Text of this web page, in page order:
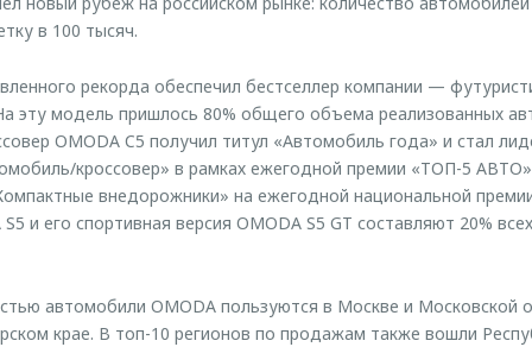
в 100 тысяч.
рекорда обеспечил бестселлер компании —
эту модель пришлось 80% общего объема реализованных
OMODA C5 получил титул «Автомобиль года» и стал
кроссовер» в рамках ежегодной премии «ТОП-5
внедорожники» на ежегодной национальной
и его спортивная версия OMODA S5 GT составляют 20%
автомобили OMODA пользуются в Москве и Московской
крае. В топ-10 регионов по продажам также вошли